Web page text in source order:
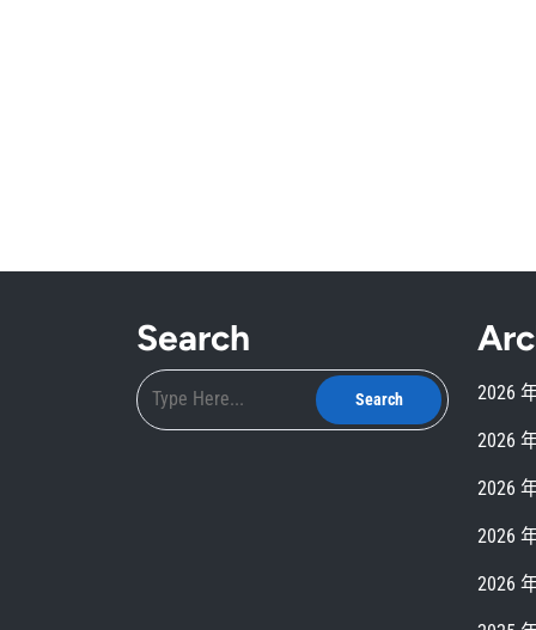
Search
2026
2026
2026
2026
2026